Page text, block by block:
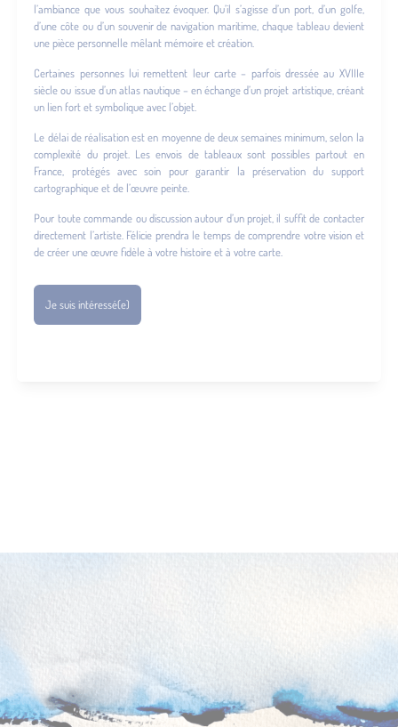
l’ambiance que vous souhaitez évoquer. Qu’il s’agisse d’un port, d’un golfe,
d’une côte ou d’un souvenir de navigation maritime, chaque tableau devient
une pièce personnelle mêlant mémoire et création.
Certaines personnes lui remettent leur carte – parfois dressée au XVIIIe
siècle ou issue d’un atlas nautique – en échange d’un projet artistique, créant
un lien fort et symbolique avec l’objet.
Le délai de réalisation est en moyenne de deux semaines minimum, selon la
complexité du projet. Les envois de tableaux sont possibles partout en
France, protégés avec soin pour garantir la préservation du support
cartographique et de l’œuvre peinte.
Pour toute commande ou discussion autour d’un projet, il suffit de contacter
directement l’artiste. Félicie prendra le temps de comprendre votre vision et
de créer une œuvre fidèle à votre histoire et à votre carte.
Je suis intéressé(e)